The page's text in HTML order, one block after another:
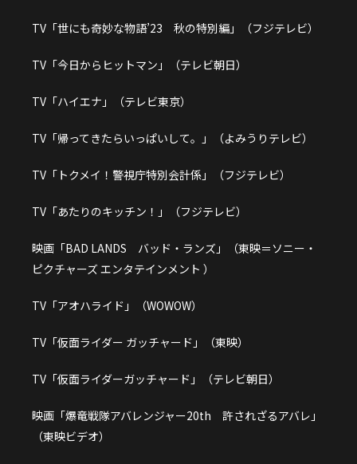
TV「世にも奇妙な物語’23 秋の特別編」（フジテレビ）
TV「今日からヒットマン」（テレビ朝日）
TV「ハイエナ」（テレビ東京）
TV「帰ってきたらいっぱいして。」（よみうりテレビ）
TV「トクメイ！警視庁特別会計係」（フジテレビ）
TV「あたりのキッチン！」（フジテレビ）
映画「BAD LANDS バッド・ランズ」（東映＝ソニー・
ピクチャーズ エンタテインメント ）
TV「アオハライド」（WOWOW）
TV「仮面ライダー ガッチャード」（東映）
TV「仮面ライダーガッチャード」（テレビ朝日）
映画「爆竜戦隊アバレンジャー20th 許されざるアバレ」
（東映ビデオ）